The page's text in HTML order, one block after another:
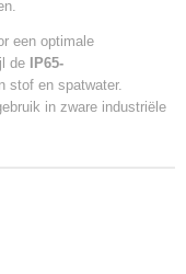
een optimale
de
IP65-
stof en spatwater.
in zware industriële